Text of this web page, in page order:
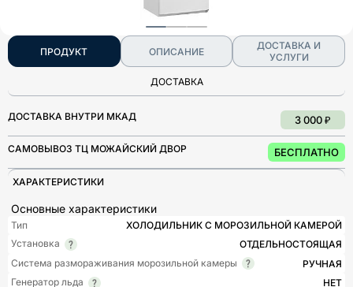
ПРОДУКТ ОПИСАНИЕ
ДОСТАВКА И
УСЛУГИ
ДОСТАВКА
ДОСТАВКА ВНУТРИ МКАД 3 000 ₽
САМОВЫВОЗ ТЦ МОЖАЙСКИЙ ДВОР БЕСПЛАТНО
ХАРАКТЕРИСТИКИ
Основные характеристики
Тип
ХОЛОДИЛЬНИК С МОРОЗИЛЬНОЙ КАМЕРОЙ
Установка
ОТДЕЛЬНОСТОЯЩАЯ
Система размораживания морозильной камеры
РУЧНАЯ
Генератор льда
НЕТ